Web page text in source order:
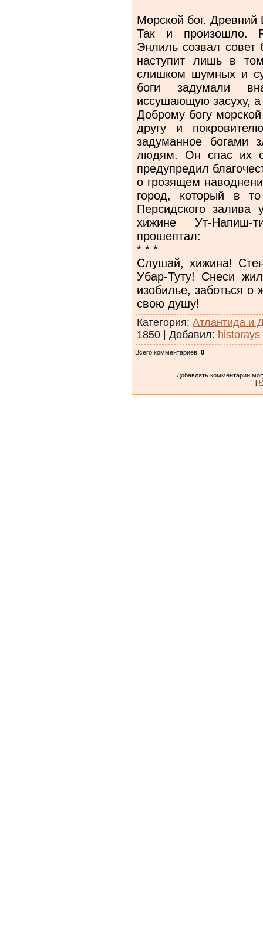
Морской бог.
Так и произошло.
Энлиль созвал совет
наступит лишь в
слишком шумных и
боги задумали
иссушающую засуху,
Доброму богу
другу и
задуманное богами
людям. Он спас их
предупредил
о грозящем
город, который в
Персидского
хижине Ут-
прошептал:
* * *
Слушай, хижина!
Убар-Туту! Снеси
изобилье, заботься о
свою душу!
Категория: Атлантида и
1850 | Добавил: historays
Всего комментариев: 0
Добавлять комментарии
[